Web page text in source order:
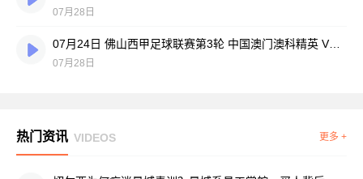
07月28日
07月24日 佛山西甲足球联赛第3轮 中国澳门澳科精英 VS 藝品高國際 全场录像
07月28日
热门资讯 VIDEOS 更多 +